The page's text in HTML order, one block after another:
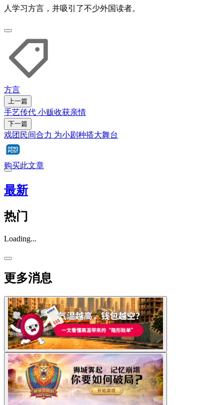
人学习方言，并吸引了不少外国读者。
方言
上一篇
手艺传代 小贩收获亲情
下一篇
戏团民间合力 为小剧种搭大舞台
购买此文章
最新
热门
Loading...
更多消息